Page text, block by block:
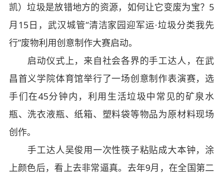
凯）垃圾是放错地方的资源，如何让它变废为宝？5
月15日，武汉城管“清洁家园迎军运·垃圾分类我先
行”废物利用创意制作大赛启动。
启动仪式上，来自社会各界的手工达人，在武
昌首义学院体育馆举行了一场创意制作表演赛，选
手们在45分钟内，利用生活垃圾中常见的矿泉水
瓶、洗衣液瓶、纸箱、塑料袋等物品为原材料现场
创作。
手工达人吴俊用一次性筷子粘贴成大本钟，涂
上颜色后，看上去非常逼真。去年9月，在全国第二